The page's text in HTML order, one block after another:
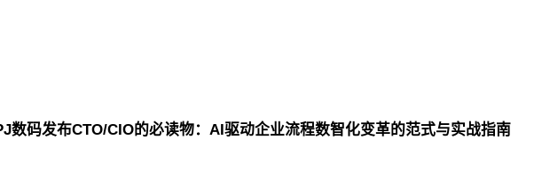
数码发布CTO/CIO的必读物：AI驱动企业流程数智化变革的范式与实战指南